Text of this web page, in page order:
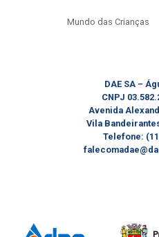
Mundo das Crianças
DAE SA –
CNPJ
Avenida
Vila
Telefone: